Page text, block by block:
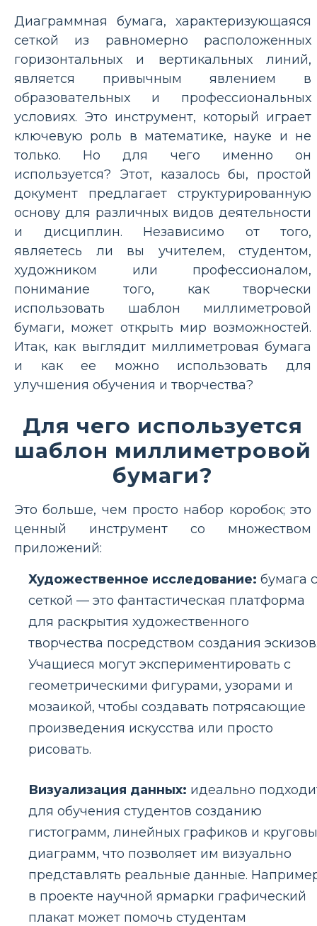
Диаграммная бумага, характеризующаяся
сеткой из равномерно расположенных
горизонтальных и вертикальных линий,
является привычным явлением в
образовательных и профессиональных
условиях. Это инструмент, который играет
ключевую роль в математике, науке и не
только. Но для чего именно он
используется? Этот, казалось бы, простой
документ предлагает структурированную
основу для различных видов деятельности
и дисциплин. Независимо от того,
являетесь ли вы учителем, студентом,
художником или профессионалом,
понимание того, как творчески
использовать шаблон миллиметровой
бумаги, может открыть мир возможностей.
Итак, как выглядит миллиметровая бумага
и как ее можно использовать для
улучшения обучения и творчества?
Для чего используется
шаблон миллиметровой
бумаги?
Это больше, чем просто набор коробок; это
ценный инструмент со множеством
приложений:
Художественное исследование: бумага с
сеткой — это фантастическая платформа
для раскрытия художественного
творчества посредством создания
Учащиеся могут экспериментировать с
геометрическими фигурами, узорами и
мозаикой, чтобы создавать потрясающие
произведения искусства или просто
рисовать.
Визуализация данных: идеально
для обучения студентов созданию
гистограмм, линейных графиков и
диаграмм, что позволяет им визуально
представлять реальные данные.
в проекте научной ярмарки графический
плакат может помочь студентам